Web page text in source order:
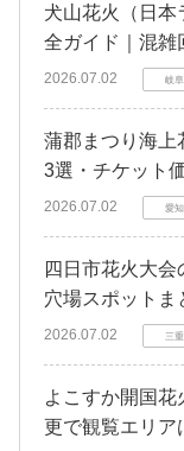
犬山花火（日本
全ガイド｜混雑
2026.07.02 岐
蒲郡まつり海上
3選・チケット
2026.07.02 愛
四日市花火大会
穴場スポットま
2026.07.02 三
よこすか開国
更で観覧エリア